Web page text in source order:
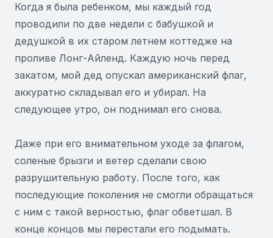
Когда я была ребенком, мы каждый год
проводили по две недели с бабушкой и
дедушкой в ​​их старом летнем коттедже на
проливе Лонг-Айленд. Каждую ночь перед
закатом, мой дед опускал американский флаг,
аккуратно складывал его и убирал. На
следующее утро, он поднимал его снова.
Даже при его внимательном уходе за флагом,
соленые брызги и ветер сделали свою
разрушительную работу. После того, как
последующие поколения не смогли обращаться
с ним с такой верностью, флаг обветшал. В
конце концов мы перестали его подымать.